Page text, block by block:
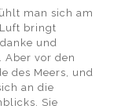
man sich am
bringt
und
Aber vor den
des Meers, und
an die
Sie